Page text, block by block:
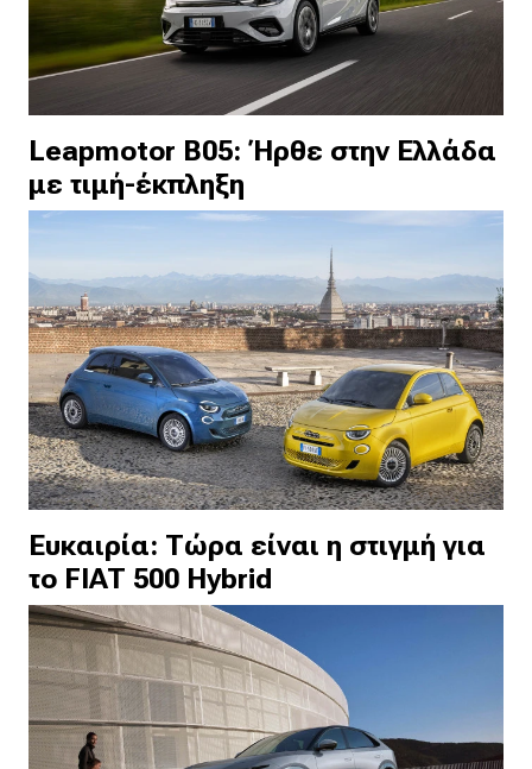
Leapmotor B05: Ήρθε στην Ελλάδα
με τιμή-έκπληξη
Ευκαιρία: Τώρα είναι η στιγμή για
το FIAT 500 Hybrid